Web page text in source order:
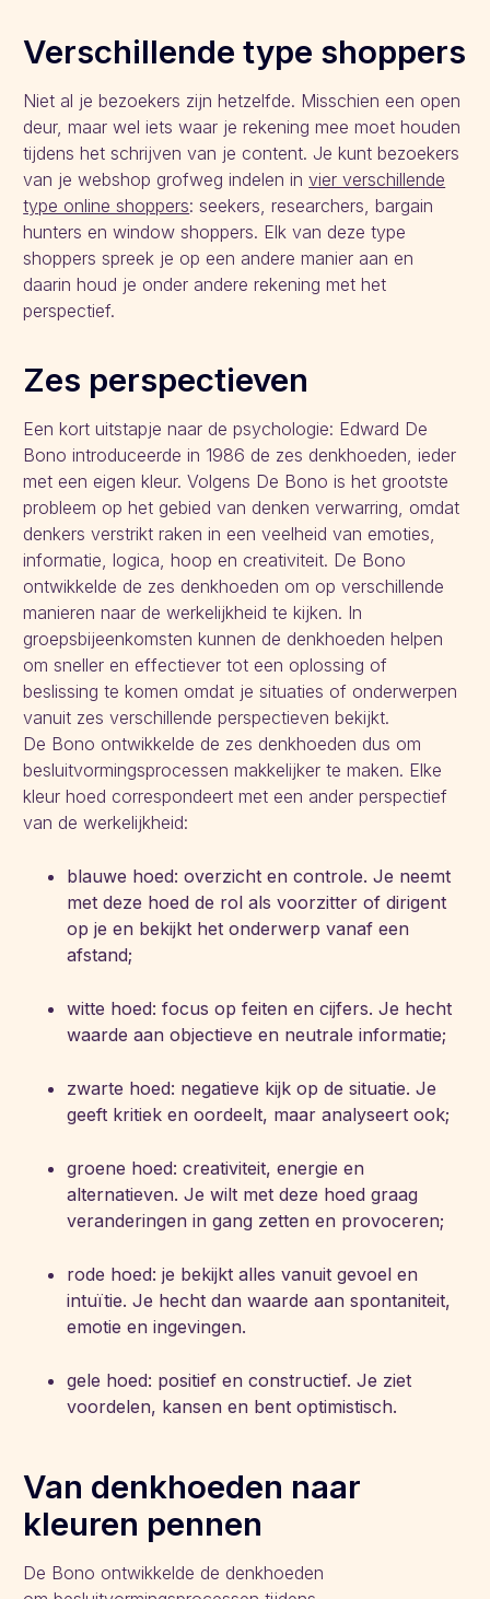
Verschillende type shoppers
Niet al je bezoekers zijn hetzelfde. Misschien een open
deur, maar wel iets waar je rekening mee moet houden
tijdens het schrijven van je content. Je kunt bezoekers
van je webshop grofweg indelen invier verschillende
type online shoppers: seekers, researchers, bargain
hunters en window shoppers. Elk van deze type
shoppers spreek je op een andere manier aan en
daarin houd je onder andere rekening met het
perspectief.
Zes perspectieven
Een kort uitstapje naar de psychologie: Edward De
Bono introduceerde in 1986 de zes denkhoeden, ieder
met een eigen kleur. Volgens De Bono is het grootste
probleem op het gebied van denken verwarring, omdat
denkers verstrikt raken in een veelheid van emoties,
informatie, logica, hoop en creativiteit. De Bono
ontwikkelde de zes denkhoeden om op verschillende
manieren naar de werkelijkheid te kijken. In
groepsbijeenkomsten kunnen de denkhoeden helpen
om sneller en effectiever tot een oplossing of
beslissing te komen omdat je situaties of onderwerpen
vanuit zes verschillende perspectieven bekijkt.
De Bono ontwikkelde de zes denkhoeden dus om
besluitvormingsprocessen makkelijker te maken. Elke
kleur hoed correspondeert met een ander perspectief
van de werkelijkheid:
blauwe hoed: overzicht en controle. Je neemt
met deze hoed de rol als voorzitter of dirigent
op je en bekijkt het onderwerp vanaf een
afstand;
witte hoed: focus op feiten en cijfers. Je hecht
waarde aan objectieve en neutrale informatie;
zwarte hoed: negatieve kijk op de situatie. Je
geeft kritiek en oordeelt, maar analyseert ook;
groene hoed: creativiteit, energie en
alternatieven. Je wilt met deze hoed graag
veranderingen in gang zetten en provoceren;
rode hoed: je bekijkt alles vanuit gevoel en
intuïtie. Je hecht dan waarde aan spontaniteit,
emotie en ingevingen.
gele hoed: positief en constructief. Je ziet
voordelen, kansen en bent optimistisch.
Van denkhoeden naar
kleuren pennen
De Bono ontwikkelde de denkhoeden